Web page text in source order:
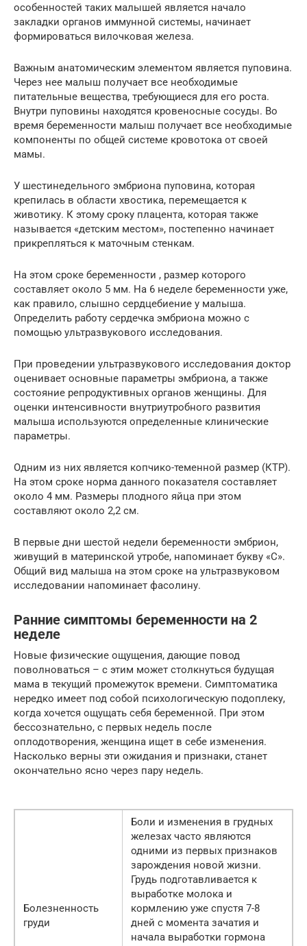
особенностей таких малышей является начало
закладки органов иммунной системы, начинает
формироваться вилочковая железа.
Важным анатомическим элементом является пуповина.
Через нее малыш получает все необходимые
питательные вещества, требующиеся для его роста.
Внутри пуповины находятся кровеносные сосуды. Во
время беременности малыш получает все необходимые
компоненты по общей системе кровотока от своей
мамы.
У шестинедельного эмбриона пуповина, которая
крепилась в области хвостика, перемещается к
животику. К этому сроку плацента, которая также
называется «детским местом», постепенно начинает
прикрепляться к маточным стенкам.
На этом сроке беременности , размер которого
составляет около 5 мм. На 6 неделе беременности уже,
как правило, слышно сердцебиение у малыша.
Определить работу сердечка эмбриона можно с
помощью ультразвукового исследования.
При проведении ультразвукового исследования доктор
оценивает основные параметры эмбриона, а также
состояние репродуктивных органов женщины. Для
оценки интенсивности внутриутробного развития
малыша используются определенные клинические
параметры.
Одним из них является копчико-теменной размер (КТР).
На этом сроке норма данного показателя составляет
около 4 мм. Размеры плодного яйца при этом
составляют около 2,2 см.
В первые дни шестой недели беременности эмбрион,
живущий в материнской утробе, напоминает букву «С».
Общий вид малыша на этом сроке на ультразвуковом
исследовании напоминает фасолину.
Ранние симптомы беременности на 2
неделе
Новые физические ощущения, дающие повод
поволноваться – с этим может столкнуться будущая
мама в текущий промежуток времени. Симптоматика
нередко имеет под собой психологическую подоплеку,
когда хочется ощущать себя беременной. При этом
бессознательно, с первых недель после
оплодотворения, женщина ищет в себе изменения.
Насколько верны эти ожидания и признаки, станет
окончательно ясно через пару недель.
Болезненность
груди
Боли и изменения в грудных
железах часто являются
одними из первых признаков
зарождения новой жизни.
Грудь подготавливается к
выработке молока и
кормлению уже спустя 7-8
дней с момента зачатия и
начала выработки гормона